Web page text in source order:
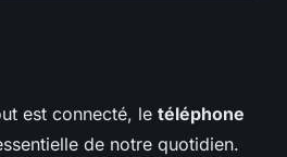
est connecté, le téléphone
de notre quotidien.